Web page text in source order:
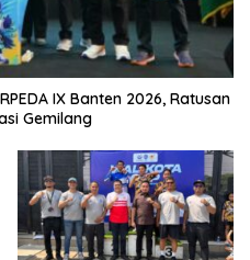
IX Banten 2026, Ratusan
Gemilang